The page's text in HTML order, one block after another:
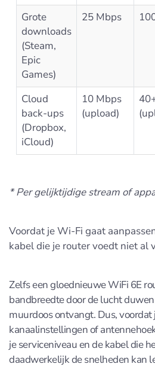
Grote
downloads
(Steam,
Epic
Games)
25 Mbps
Cloud
back-ups
(Dropbox,
iCloud)
10 Mbps
(upload)
* Per gelijktijdige stream of
Voordat je Wi-Fi gaat
kabel die je router voedt niet al
Zelfs een gloednieuwe WiFi 6E
bandbreedte door de lucht
muurdoos ontvangt. Dus, voordat
kanaalinstellingen of
je serviceniveau en de kabel die
daadwerkelijk de snelheden kan